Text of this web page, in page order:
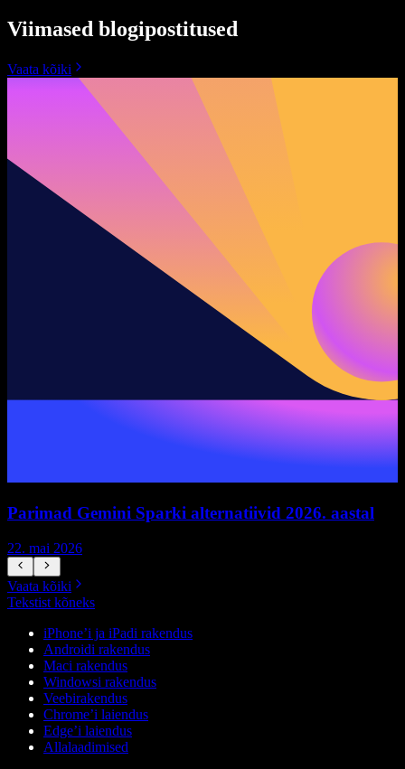
Viimased blogipostitused
Vaata kõiki
Parimad Gemini Sparki alternatiivid 2026. aastal
22. mai 2026
Vaata kõiki
Tekstist kõneks
iPhone’i ja iPadi rakendus
Androidi rakendus
Maci rakendus
Windowsi rakendus
Veebirakendus
Chrome’i laiendus
Edge’i laiendus
Allalaadimised